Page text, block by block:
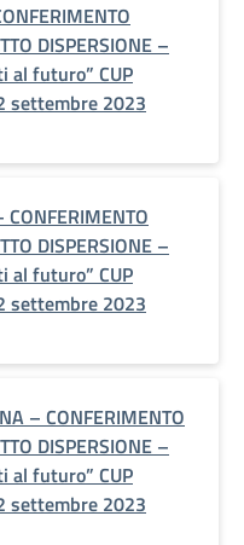
DISPERSIONE –
al futuro” CUP
settembre 2023
DISPERSIONE –
al futuro” CUP
settembre 2023
– CONFERIMENTO
DISPERSIONE –
al futuro” CUP
settembre 2023